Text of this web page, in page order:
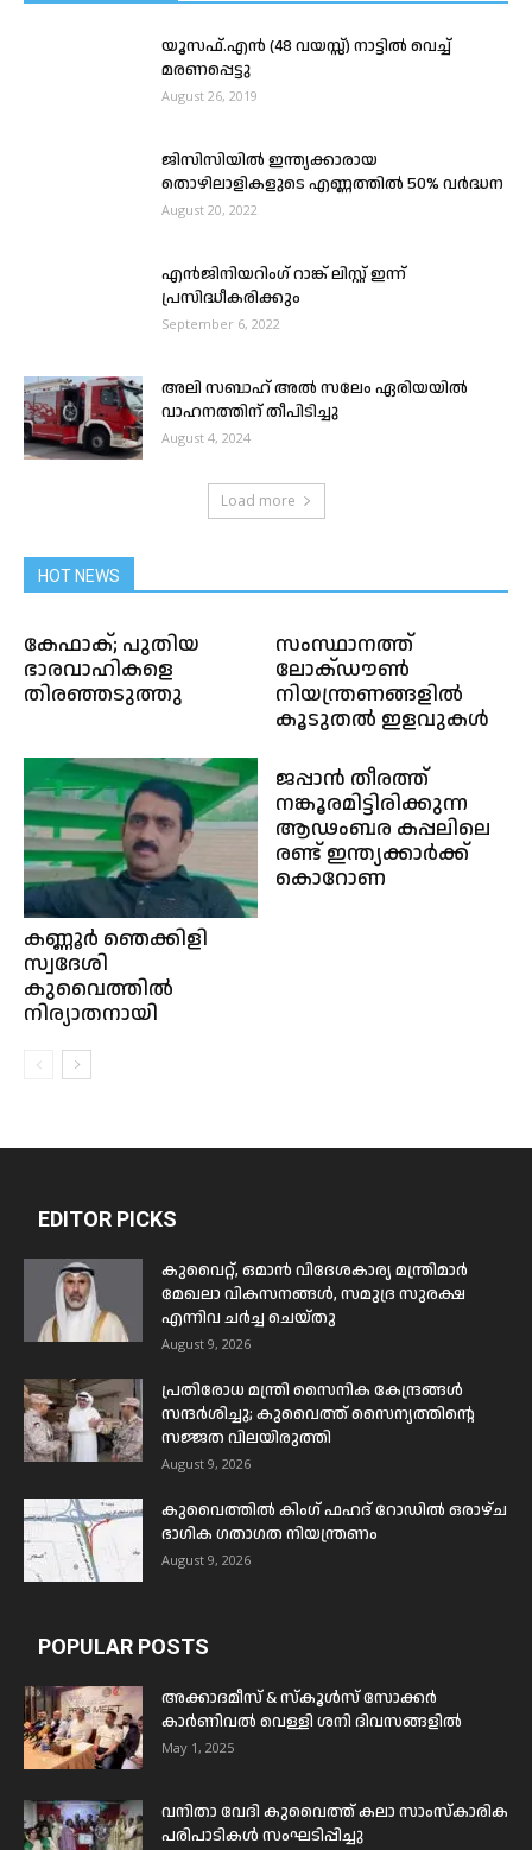
യൂസഫ്.എൻ (48 വയസ്സ്) നാട്ടിൽ വെച്ച്
മരണപ്പെട്ടു
August 26, 2019
ജിസിസിയിൽ ഇന്ത്യക്കാരായ
തൊഴിലാളികളുടെ എണ്ണത്തിൽ 50% വർദ്ധന
August 20, 2022
എൻജിനിയറിംഗ് റാങ്ക് ലിസ്റ്റ് ഇന്ന്
പ്രസിദ്ധീകരിക്കും
September 6, 2022
അലി സബാഹ് അല്‍ സലേം ഏരിയയില്‍
വാഹനത്തിന് തീപിടിച്ചു
August 4, 2024
Load more
HOT NEWS
കേഫാക്; പുതിയ
ഭാരവാഹികളെ
തിരഞ്ഞടുത്തു
സംസ്ഥാനത്ത്
ലോക്ഡൗണ്‍
നിയന്ത്രണങ്ങളിൽ
കൂടുതൽ ഇളവുകൾ
കണ്ണൂർ ഞെക്കിളി
സ്വദേശി
കുവൈത്തിൽ
നിര്യാതനായി
ജപ്പാൻ തീരത്ത്
നങ്കൂരമിട്ടിരിക്കുന്ന
ആഢംബര കപ്പലിലെ
രണ്ട് ഇന്ത്യക്കാർക്ക്
കൊറോണ
EDITOR PICKS
കുവൈറ്റ്, ഒമാൻ വിദേശകാര്യ മന്ത്രിമാർ
മേഖലാ വികസനങ്ങൾ, സമുദ്ര സുരക്ഷ
എന്നിവ ചർച്ച ചെയ്തു
August 9, 2026
പ്രതിരോധ മന്ത്രി സൈനിക കേന്ദ്രങ്ങൾ
സന്ദർശിച്ചു; കുവൈത്ത് സൈന്യത്തിന്റെ
സജ്ജത വിലയിരുത്തി
August 9, 2026
കുവൈത്തിൽ കിംഗ് ഫഹദ് റോഡിൽ ഒരാഴ്ച
ഭാഗിക ഗതാഗത നിയന്ത്രണം
August 9, 2026
POPULAR POSTS
അക്കാദമീസ് & സ്കൂൾസ് സോക്കർ
കാർണിവൽ വെള്ളി ശനി ദിവസങ്ങളിൽ
May 1, 2025
വനിതാ വേദി കുവൈത്ത് കലാ സാംസ്കാരിക
പരിപാടികൾ സംഘടിപ്പിച്ചു